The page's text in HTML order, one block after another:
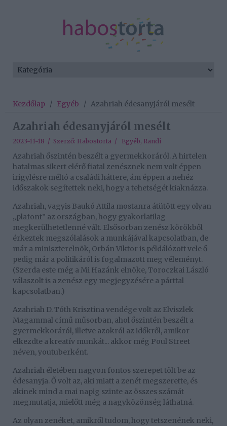
Kezdőlap / Egyéb / Azahriah édesanyjáról mesélt
Azahriah édesanyjáról mesélt
2023-11-18 / Szerző: Habostorta / Egyéb, Randi
Azahriah őszintén beszélt a gyermekkoráról. A hirtelen
hatalmas sikert elérő fiatal zenésznek nem volt éppen
irigylésre méltó a családi háttere, ám éppen a nehéz
időszakok segítettek neki, hogy a tehetségét kiaknázza.
Azahriah, vagyis Baukó Attila mostanra átütött egy olyan
„plafont” az országban, hogy gyakorlatilag
megkerülhetetlenné vált. Elsősorban zenész körökből
érkeztek megszólalások a munkájával kapcsolatban, de
már a miniszterelnök, Orbán Viktor is példálózott vele ő
pedig már a politikáról is fogalmazott meg véleményt.
(Szerda este még a Mi Hazánk elnöke, Toroczkai László
válaszolt is a zenész egy megjegyzésére a párttal
kapcsolatban.)
Azahriah D. Tóth Krisztina vendége volt az Elviszlek
Magammal című műsorban, ahol őszintén beszélt a
gyermekkoráról, illetve azokról az időkről, amikor
elkezdte a kreatív munkát... akkor még Poul Street
néven, youtuberként.
Azahriah életében nagyon fontos szerepet tölt be az
édesanyja. Ő volt az, aki miatt a zenét megszerette, és
akinek mind a mai napig szinte az összes számát
megmutatja, mielőtt még a nagyközönség láthatná.
Az olyan zenéket, amikről tudom, hogy tetszenének neki,